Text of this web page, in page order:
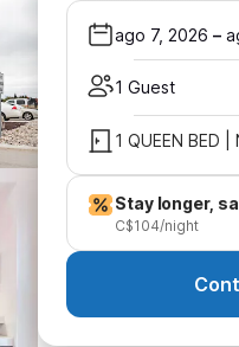
ago 7, 2026 –
1 Guest
1 QUEEN BED |
Stay longer,
C$104/night